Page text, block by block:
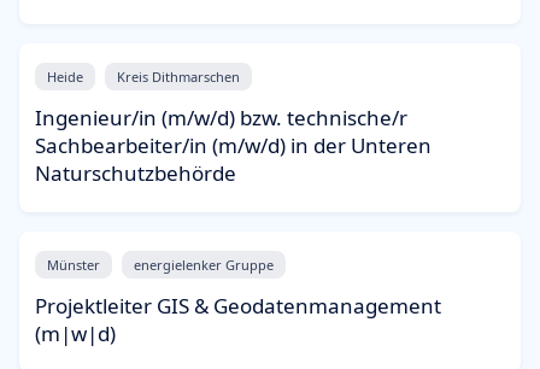
Heide Kreis Dithmarschen
Ingenieur/in (m/w/d) bzw. technische/r
Sachbearbeiter/in (m/w/d) in der Unteren
Naturschutzbehörde
Münster energielenker Gruppe
Projektleiter GIS & Geodatenmanagement
(m|w|d)